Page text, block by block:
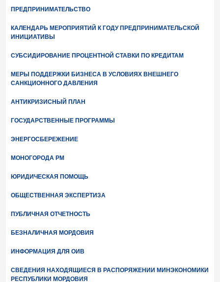
ПРЕДПРИНИМАТЕЛЬСТВО
КАЛЕНДАРЬ МЕРОПРИЯТИЙ К ГОДУ ПРЕДПРИНИМАТЕЛЬСКОЙ
ИНИЦИАТИВЫ
СУБСИДИРОВАНИЕ ПРОЦЕНТНОЙ СТАВКИ ПО КРЕДИТАМ
МЕРЫ ПОДДЕРЖКИ БИЗНЕСА В УСЛОВИЯХ ВНЕШНЕГО
САНКЦИОННОГО ДАВЛЕНИЯ
АНТИКРИЗИСНЫЙ ПЛАН
ГОСУДАРСТВЕННЫЕ ПРОГРАММЫ
ЭНЕРГОСБЕРЕЖЕНИЕ
МОНОГОРОДА РМ
ЮРИДИЧЕСКАЯ ПОМОЩЬ
ОБЩЕСТВЕННАЯ ЭКСПЕРТИЗА
ПУБЛИЧНАЯ ОТЧЕТНОСТЬ
БЕЗНАЛИЧНАЯ МОРДОВИЯ
ИНФОРМАЦИЯ ДЛЯ ОИВ
СВЕДЕНИЯ НАХОДЯЩИЕСЯ В РАСПОРЯЖЕНИИ МИНЭКОНОМИКИ
РЕСПУБЛИКИ МОРДОВИЯ